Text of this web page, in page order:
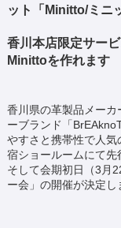
ット「Minitto/ミニ
香川本店限定サー
Minittoを作れます
香川県の革製品メーカ
ーブランド「
やすさと携帯性で人
宿ショールームにて先
そして会期初日（3月
ー会」の開催が決定し